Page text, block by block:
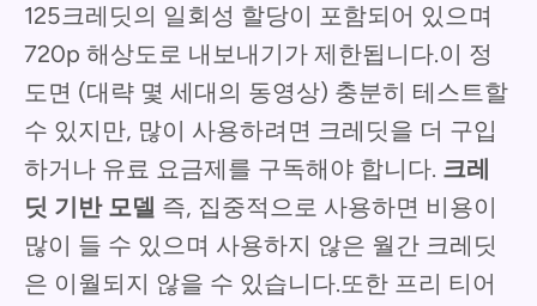
125크레딧의 일회성 할당이 포함되어 있으며
720p 해상도로 내보내기가 제한됩니다.이 정
도면 (대략 몇 세대의 동영상) 충분히 테스트할
수 있지만, 많이 사용하려면 크레딧을 더 구입
하거나 유료 요금제를 구독해야 합니다. 크레
딧 기반 모델 즉, 집중적으로 사용하면 비용이
많이 들 수 있으며 사용하지 않은 월간 크레딧
은 이월되지 않을 수 있습니다.또한 프리 티어